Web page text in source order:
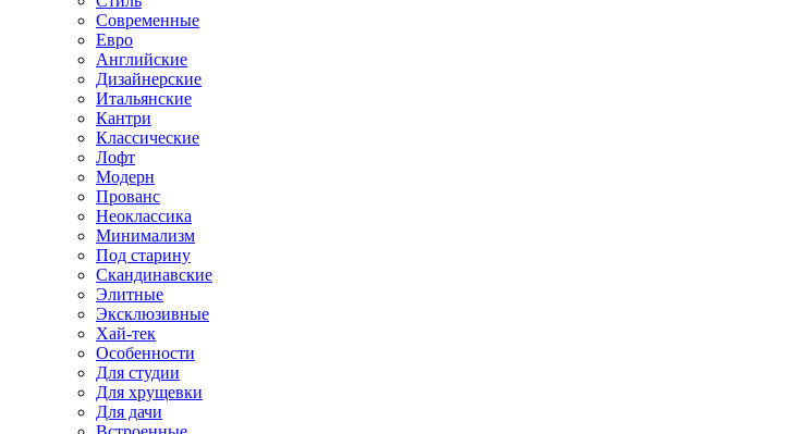
Современные
Евро
Английские
Дизайнерские
Итальянские
Кантри
Классические
Лофт
Модерн
Прованс
Неоклассика
Минимализм
Под старину
Скандинавские
Элитные
Эксклюзивные
Хай-тек
Особенности
Для студии
Для хрущевки
Для дачи